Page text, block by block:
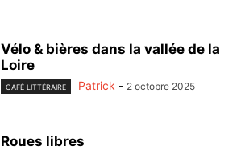
Vélo & bières dans la vallée de la
Loire
CAFÉ LITTÉRAIRE Patrick - 2 octobre 2025
Roues libres